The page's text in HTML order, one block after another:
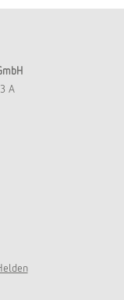
A